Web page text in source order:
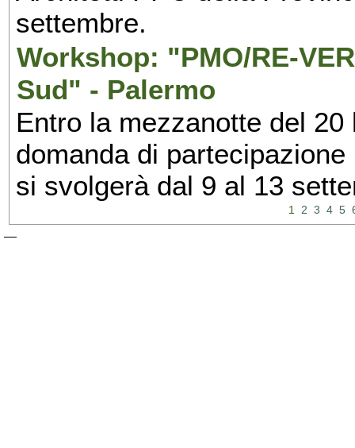
settembre.
Workshop: "PMO/RE-
Sud" - Palermo
Entro la mezzanotte del
domanda di
si svolgerà dal 9 al 13
1 2 3 4 5